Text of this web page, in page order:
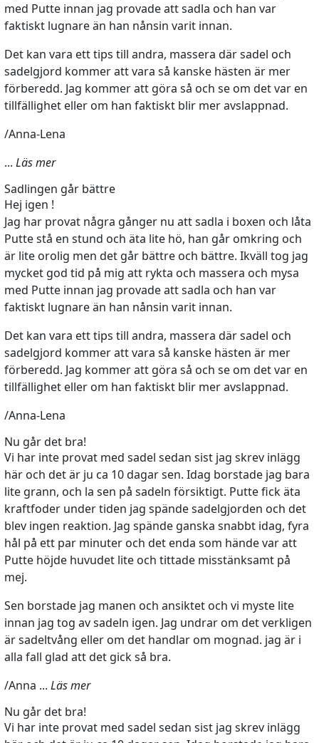
med Putte innan jag provade att sadla och han var
faktiskt lugnare än han nånsin varit innan.
Det kan vara ett tips till andra, massera där sadel och
sadelgjord kommer att vara så kanske hästen är mer
förberedd. Jag kommer att göra så och se om det var en
tillfällighet eller om han faktiskt blir mer avslappnad.
/Anna-Lena
... Läs mer
Sadlingen går bättre
Hej igen !
Jag har provat några gånger nu att sadla i boxen och låta
Putte stå en stund och äta lite hö, han går omkring och
är lite orolig men det går bättre och bättre. Ikväll tog jag
mycket god tid på mig att rykta och massera och mysa
med Putte innan jag provade att sadla och han var
faktiskt lugnare än han nånsin varit innan.
Det kan vara ett tips till andra, massera där sadel och
sadelgjord kommer att vara så kanske hästen är mer
förberedd. Jag kommer att göra så och se om det var en
tillfällighet eller om han faktiskt blir mer avslappnad.
/Anna-Lena
Nu går det bra!
Vi har inte provat med sadel sedan sist jag skrev inlägg
här och det är ju ca 10 dagar sen. Idag borstade jag bara
lite grann, och la sen på sadeln försiktigt. Putte fick äta
kraftfoder under tiden jag spände sadelgjorden och det
blev ingen reaktion. Jag spände ganska snabbt idag, fyra
hål på ett par minuter och det enda som hände var att
Putte höjde huvudet lite och tittade misstänksamt på
mej.
Sen borstade jag manen och ansiktet och vi myste lite
innan jag tog av sadeln igen. Jag undrar om det verkligen
är sadeltvång eller om det handlar om mognad. jag är i
alla fall glad att det gick så bra.
/Anna ... Läs mer
Nu går det bra!
Vi har inte provat med sadel sedan sist jag skrev inlägg